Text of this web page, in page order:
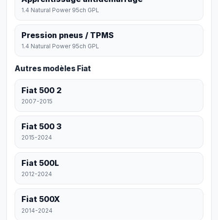
1.4 Natural Power 95ch GPL
Pression pneus / TPMS
1.4 Natural Power 95ch GPL
Autres modèles Fiat
Fiat 500 2
2007-2015
Fiat 500 3
2015-2024
Fiat 500L
2012-2024
Fiat 500X
2014-2024